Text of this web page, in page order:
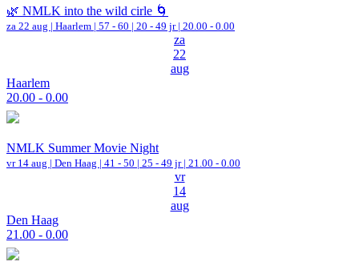
🌿 NMLK into the wild cirle 🌀
za 22 aug | Haarlem | 57 - 60 | 20 - 49 jr | 20.00 - 0.00
za
22
aug
Haarlem
20.00 - 0.00
NMLK Summer Movie Night
vr 14 aug | Den Haag | 41 - 50 | 25 - 49 jr | 21.00 - 0.00
vr
14
aug
Den Haag
21.00 - 0.00